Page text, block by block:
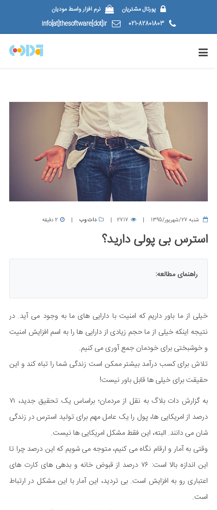
پورتال مشتریان
نرم افزار واسط مودیان
021-82801803
info[at]thesoftware[dot]ir
شنبه 27/شهریور/1395 2717 دات وب 2 دقیقه
استرس بی پولی دارید؟
راهنمای مطالعه:
خیلی از ما باور داریم که امنیت با دارایی های ما به وجود می آید. در
نتیجه اینکه خیلی از ما حجم زیادی از دارایی ها را به اسم افزایش امنیت
و خوشبختی برای خودمان جمع آوری می کنیم.
تلاش برای کسب درآمد بیشتر ممکن است زندگی شما را تباه کند و این
حقیقت برای خیلی ها قابل باور نیست!
به گزارش دات بلاگ به نقل از مردمان؛ براساس یک تحقیق جدید، ۷۱
درصد از امریکایی ها، پول را یک عامل مهم برای تولید استرس در زندگی
شان می دانند. البته، این فقط مشکل امریکایی ها نیست.
وقتی به آمار و ارقام نگاه می کنیم، متوجه می شویم که این درصد چرا تا
این اندازه بالا است: ۷۶ درصد از قبوض خانه و بدهی های کارت های
اعتباری رو به افزایش است. بی تردید، این آمار با این مشکل در ارتباط
است.